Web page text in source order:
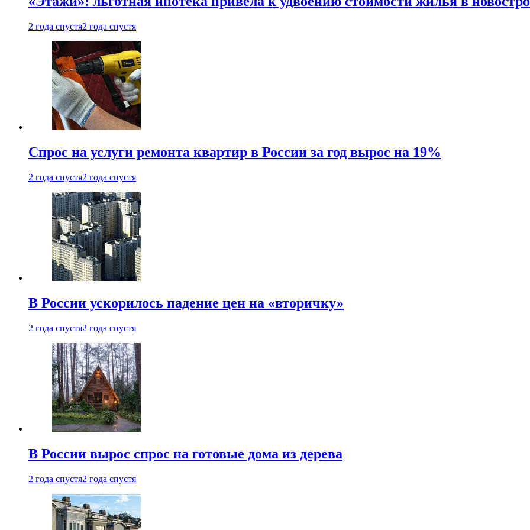
2 года спустя2 года спустя
Спрос на услуги ремонта квартир в России за год вырос на 19%
2 года спустя2 года спустя
В России ускорилось падение цен на «вторичку»
2 года спустя2 года спустя
В России вырос спрос на готовые дома из дерева
2 года спустя2 года спустя